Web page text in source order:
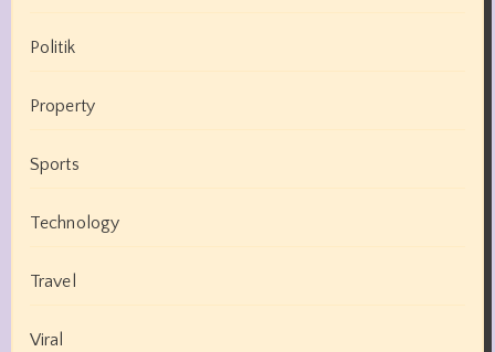
Politik
Property
Sports
Technology
Travel
Viral